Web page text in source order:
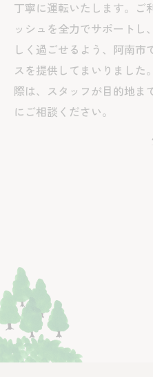
丁寧に運転いたします。ご
ッシュを全力でサポートし
しく過ごせるよう、阿南市
スを提供してまいりました
際は、スタッフが目的地ま
にご相談ください。